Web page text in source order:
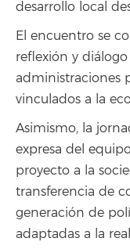
desarrollo local
El encuentro se
reflexión y
administraciones
vinculados a la
Asimismo, la
expresa del
proyecto a la
transferencia de
generación de
adaptadas a la